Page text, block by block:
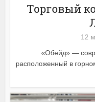
Торговый
12
«Обейд» —
расположенный в